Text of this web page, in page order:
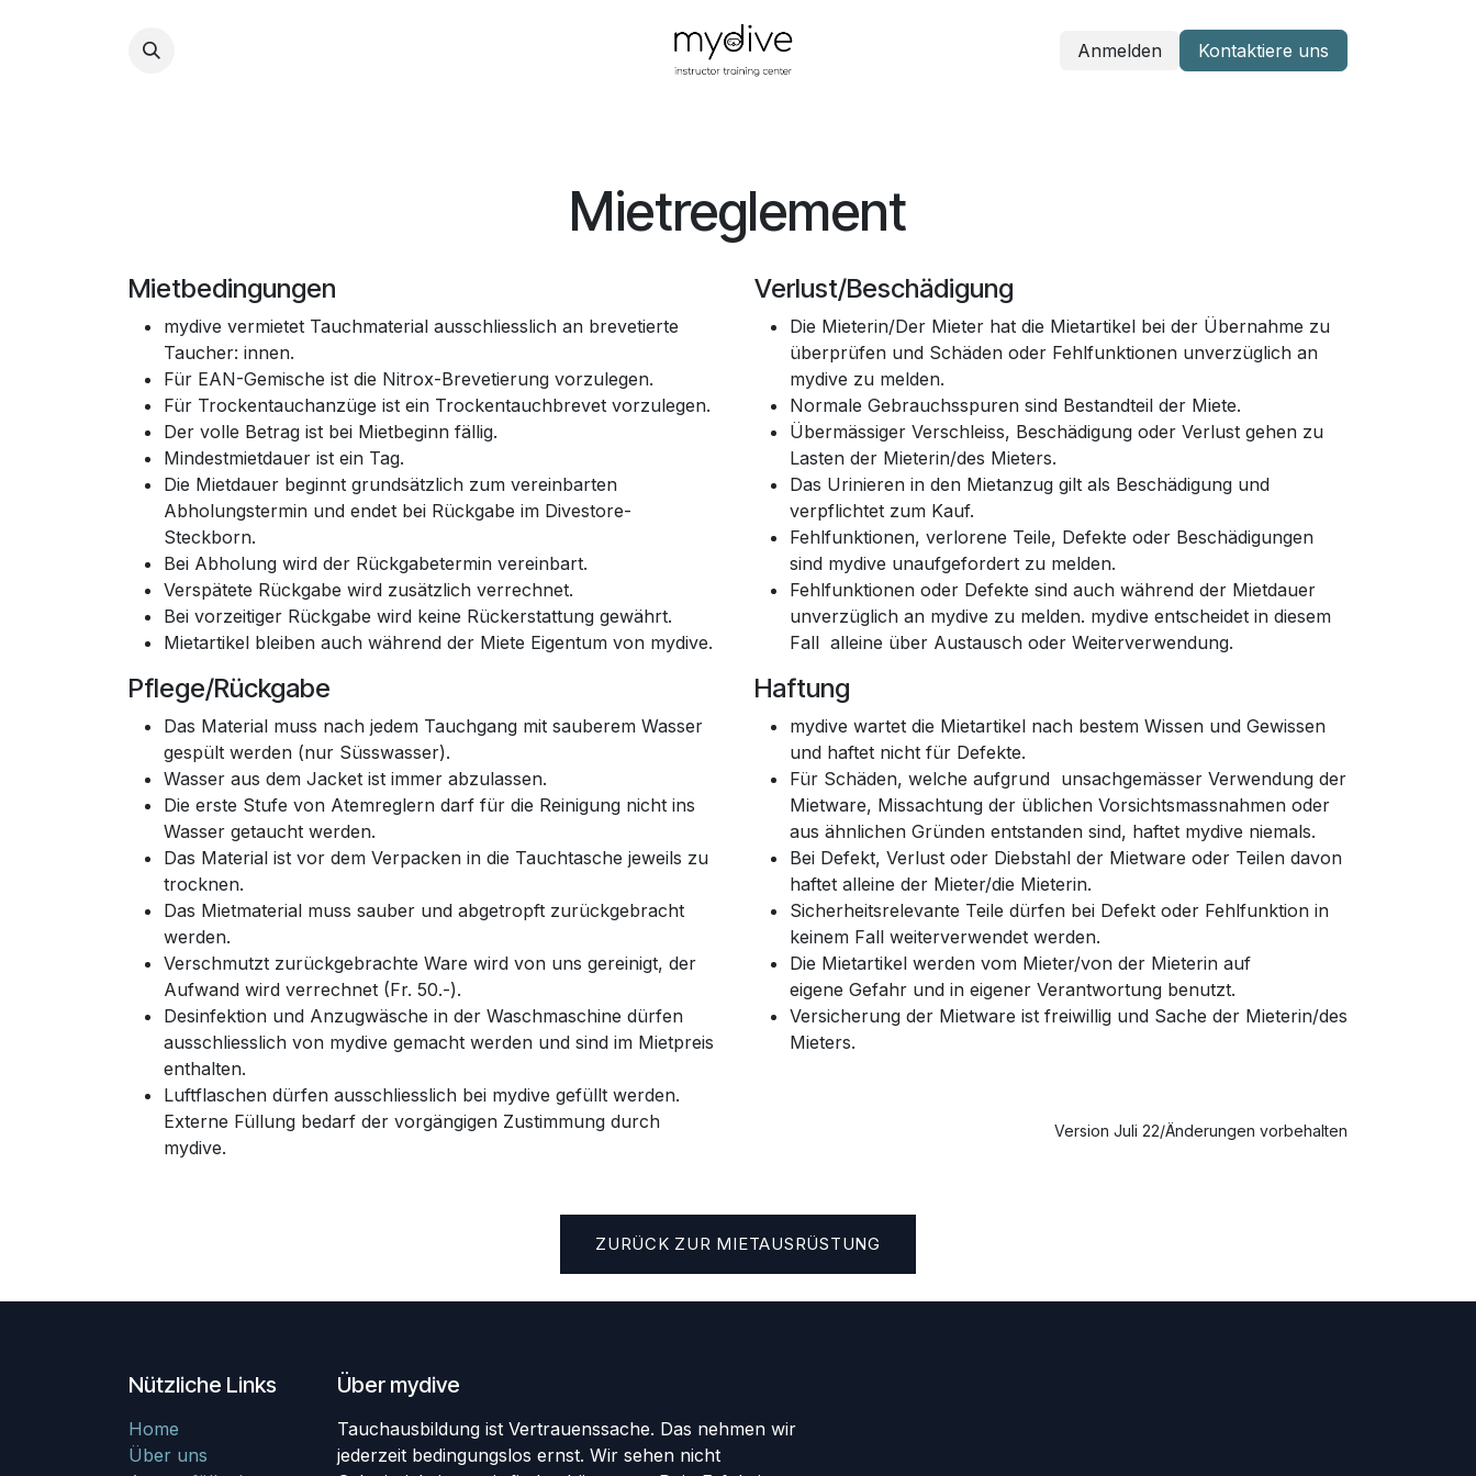
Anmelden
Kontaktiere uns
Mietreglement
Mietbedingungen
mydive vermietet Tauchmaterial ausschliesslich an brevetierte
Taucher: innen.
Für EAN-Gemische ist die Nitrox-Brevetierung vorzulegen.
Für Trockentauchanzüge ist ein Trockentauchbrevet vorzulegen.
Der volle Betrag ist bei Mietbeginn fällig.
Mindestmietdauer ist ein Tag.
Die Mietdauer beginnt grundsätzlich zum vereinbarten
Abholungstermin und endet bei Rückgabe im Divestore-
Steckborn.
Bei Abholung wird der Rückgabetermin vereinbart.
Verspätete Rückgabe wird zusätzlich verrechnet.
Bei vorzeitiger Rückgabe wird keine Rückerstattung gewährt.
Mietartikel bleiben auch während der Miete Eigentum von mydive.
Pflege/Rückgabe
Das Material muss nach jedem Tauchgang mit sauberem Wasser
gespült werden (nur Süsswasser).
Wasser aus dem Jacket ist immer abzulassen.
Die erste Stufe von Atemreglern darf für die Reinigung nicht ins
Wasser getaucht werden.
Das Material ist vor dem Verpacken in die Tauchtasche jeweils zu
trocknen.
Das Mietmaterial muss sauber und abgetropft zurückgebracht
werden.
Verschmutzt zurückgebrachte Ware wird von uns gereinigt, der
Aufwand wird verrechnet (Fr. 50.-).
Desinfektion und Anzugwäsche in der Waschmaschine dürfen
ausschliesslich von mydive gemacht werden und sind im Mietpreis
enthalten.
Luftflaschen dürfen ausschliesslich bei mydive gefüllt werden.
Externe Füllung bedarf der vorgängigen Zustimmung durch
mydive.
Verlust/Beschädigung
Die Mieterin/Der Mieter hat die Mietartikel bei der Übernahme zu
überprüfen und Schäden oder Fehlfunktionen unverzüglich an
mydive zu melden.
Normale Gebrauchsspuren sind Bestandteil der Miete.
Übermässiger Verschleiss, Beschädigung oder Verlust gehen zu
Lasten der Mieterin/des Mieters.
Das Urinieren in den Mietanzug gilt als Beschädigung und
verpflichtet zum Kauf.
Fehlfunktionen, verlorene Teile, Defekte oder Beschädigungen
sind mydive unaufgefordert zu melden.
Fehlfunktionen oder Defekte sind auch während der Mietdauer
unverzüglich an mydive zu melden. mydive entscheidet in diesem
Fall alleine über Austausch oder Weiterverwendung.
Haftung
mydive wartet die Mietartikel nach bestem Wissen und Gewissen
und haftet nicht für Defekte.
Für Schäden, welche aufgrund unsachgemässer Verwendung der
Mietware, Missachtung der üblichen Vorsichtsmassnahmen oder
aus ähnlichen Gründen entstanden sind, haftet mydive niemals.
Bei Defekt, Verlust oder Diebstahl der Mietware oder Teilen davon
haftet alleine der Mieter/die Mieterin.
Sicherheitsrelevante Teile dürfen bei Defekt oder Fehlfunktion in
keinem Fall weiterverwendet werden.
Die Mietartikel werden vom Mieter/von der Mieterin auf
eigene Gefahr und in eigener Verantwortung benutzt.
Versicherung der Mietware ist freiwillig und Sache der Mieterin/des
Mieters.
Version Juli 22/Änderungen vorbehalten
ZURÜCK ZUR MIETAUSRÜSTUNG
Nützliche Links
Home
Über uns
Über mydive
Tauchausbildung ist Vertrauenssache. Das nehmen wir
jederzeit bedingungslos ernst. Wir sehen nicht